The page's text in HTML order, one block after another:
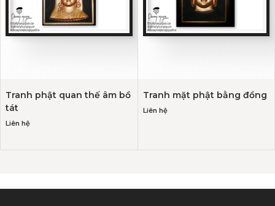
Tranh phật quan thế âm bồ
tát
Liên hệ
Tranh mặt phật bằng đồng
Liên hệ